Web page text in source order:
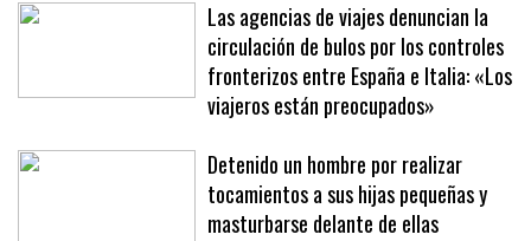
Las agencias de viajes denuncian la
circulación de bulos por los controles
fronterizos entre España e Italia: «Los
viajeros están preocupados»
Detenido un hombre por realizar
tocamientos a sus hijas pequeñas y
masturbarse delante de ellas